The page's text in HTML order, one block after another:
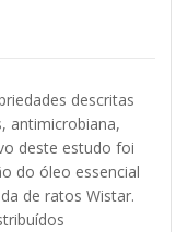
descritas
antimicrobiana,
deste estudo foi
do óleo essencial
de ratos Wistar.